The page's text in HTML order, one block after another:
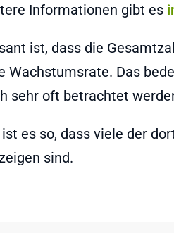
Informationen gibt es
ist, dass die
Wachstumsrate. Das
sehr oft betrachtet
es so, dass viele der
sind.